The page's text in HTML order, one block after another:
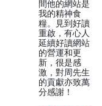
間他的網站是
我的精神食
糧。見到好讀
重啟，有心人
延續好讀網站
的營運和更
新，很是感
激，對周先生
的貢獻亦致萬
分感謝！